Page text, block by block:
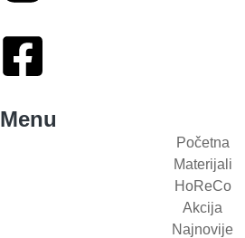
Menu
Početna
Materijali
HoReCo
Akcija
Najnovije